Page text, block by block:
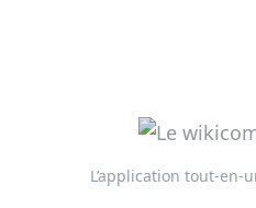
L’application tout-en-